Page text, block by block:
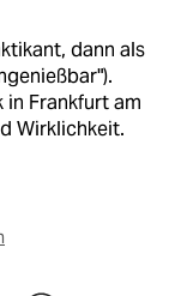
dann als
Frankfurt am
Wirklichkeit.